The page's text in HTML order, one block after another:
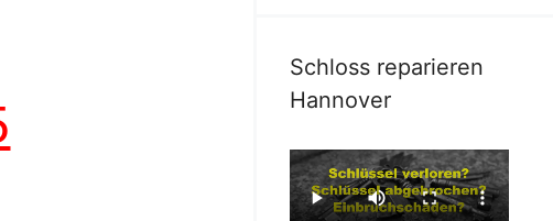
Schloss reparieren
Hannover